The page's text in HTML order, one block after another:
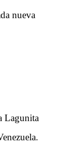
nueva
Lagunita